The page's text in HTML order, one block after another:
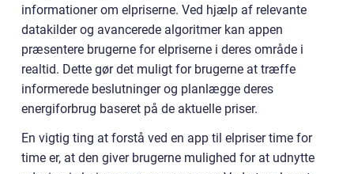
informationer om elpriserne. Ved hjælp af relevante
datakilder og avancerede algoritmer kan appen
præsentere brugerne for elpriserne i deres område i
realtid. Dette gør det muligt for brugerne at træffe
informerede beslutninger og planlægge deres
energiforbrug baseret på de aktuelle priser.
En vigtig ting at forstå ved en app til elpriser time for
time er, at den giver brugerne mulighed for at udnytte